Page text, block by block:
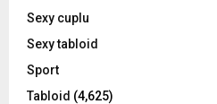
Sexy cuplu
Sexy tabloid
Sport
Tabloid (4,625)